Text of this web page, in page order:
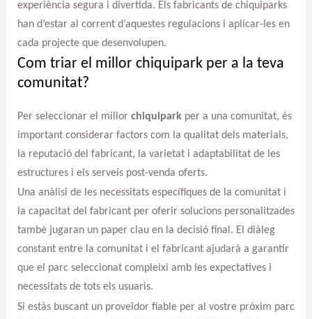
experiència segura i divertida. Els fabricants de chiquiparks
han d’estar al corrent d’aquestes regulacions i aplicar-les en
cada projecte que desenvolupen.
Com triar el millor chiquipark per a la teva
comunitat?
Per seleccionar el millor chiquiparkper a una comunitat, és
important considerar factors com la qualitat dels materials,
la reputació del fabricant, la varietat i adaptabilitat de les
estructures i els serveis post-venda oferts.
Una anàlisi de les necessitats específiques de la comunitat i
la capacitat del fabricant per oferir solucions personalitzades
també jugaran un paper clau en la decisió final. El diàleg
constant entre la comunitat i el fabricant ajudarà a garantir
que el parc seleccionat compleixi amb les expectatives i
necessitats de tots els usuaris.
Si estàs buscant un proveïdor fiable per al vostre pròxim parc